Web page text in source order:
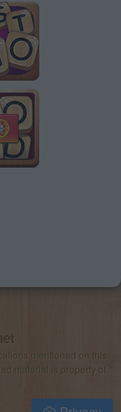
mentioned on this
material is property of